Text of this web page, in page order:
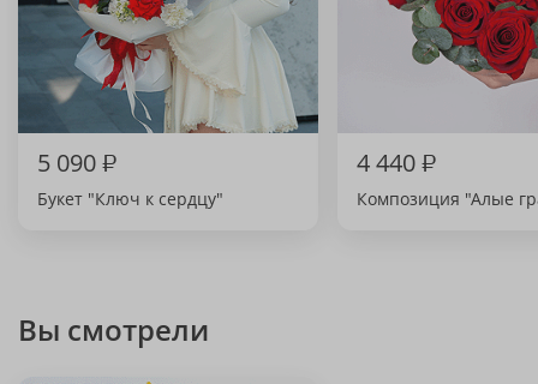
5 090₽
Букет "Ключ к сердцу"
4 440₽
Композиция "Алые
Вы смотрели